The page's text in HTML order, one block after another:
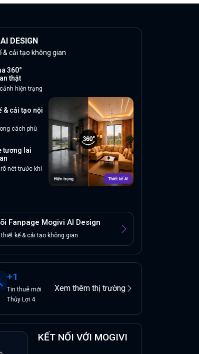
DESIGN
& cải tạo không gian
360°
thật
hiện trạng
& cải tạo nội
cách phù
tương lai
nét trước khi
Fanpage Mogivi AI Design
thiết kế & cải tạo không gian
+1
Tinthuê mới
Thủy Lợi 4
Xem thêm thị trường
KẾT NỐI VỚI MOGIVI